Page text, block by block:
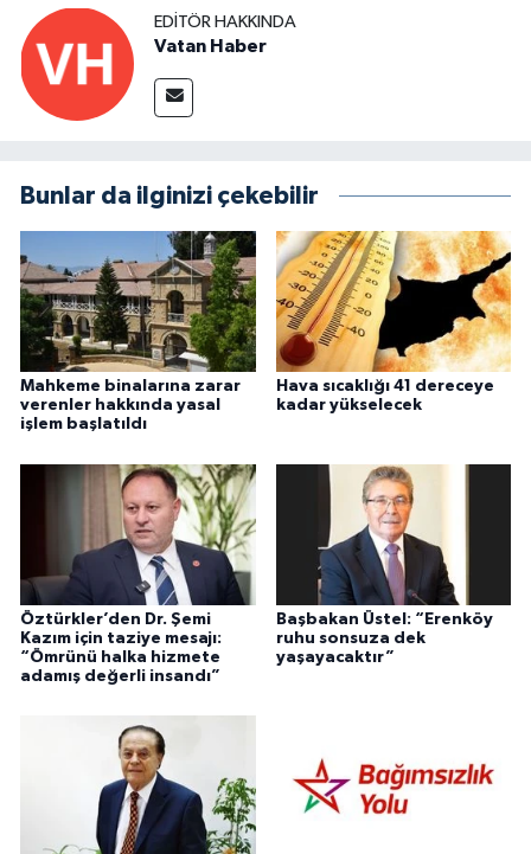
EDITÖR HAKKINDA
Vatan Haber
Bunlar da ilginizi çekebilir
Mahkeme binalarına zarar
verenler hakkında yasal
işlem başlatıldı
Hava sıcaklığı 41 dereceye
kadar yükselecek
Öztürkler’den Dr. Şemi
Kazım için taziye mesajı:
“Ömrünü halka hizmete
adamış değerli insandı”
Başbakan Üstel: “Erenköy
ruhu sonsuza dek
yaşayacaktır”